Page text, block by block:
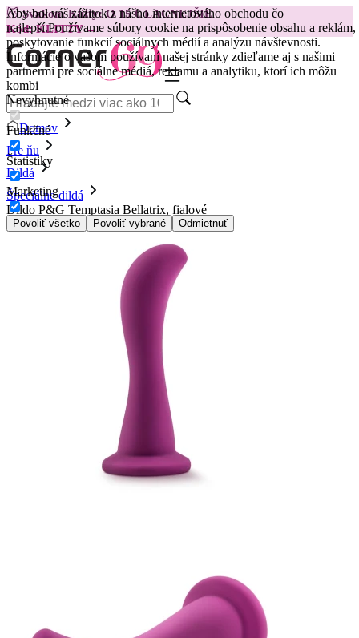
Aby bol váš zážitok z nášho internetového obchodu čo
najlepší.Používame súbory cookie na prispôsobenie obsahu a reklám,
poskytovanie funkcií sociálnych médií a analýzu návštevnosti.
Informácie o vašom používaní našej stránky zdieľame aj s našimi
partnermi pre sociálne médiá, reklamu a analytiku, ktorí ich môžu
kombi
Nevyhnutné
Funkčné
Štatistiky
Marketing
Povoliť všetko Povoliť vybrané Odmietnuť
😽Svakom Klitty: O 15 € LACNEJŠIE
Kód: KLITTY →
Domov
Pre ňu
Dildá
Špeciálne dildá
Dildo P&G Temptasia Bellatrix, fialové